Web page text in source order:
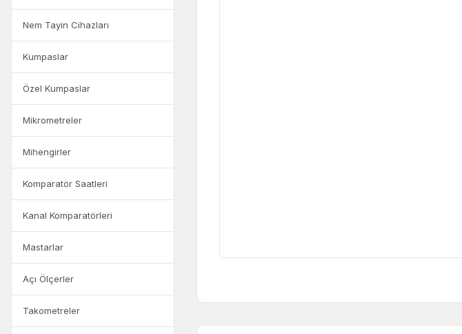
Nem Tayin Cihazları
Kumpaslar
Özel Kumpaslar
Mikrometreler
Mihengirler
Komparatör Saatleri
Kanal Komparatörleri
Mastarlar
Açı Ölçerler
Takometreler